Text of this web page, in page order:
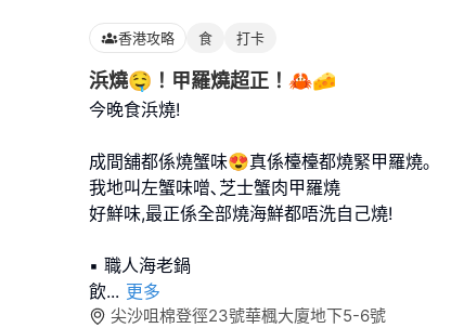
香港攻略 食 打卡
浜燒🤤！甲羅燒超正！🦀🧀
今晚食浜燒!
成間舖都係燒蟹味😍真係檯檯都燒緊甲羅燒｡
我地叫左蟹味噌､芝士蟹肉甲羅燒
好鮮味,最正係全部燒海鮮都唔洗自己燒!
▪️ 職人海老鍋
飲... 更多
尖沙咀棉登徑23號華楓大廈地下5-6號